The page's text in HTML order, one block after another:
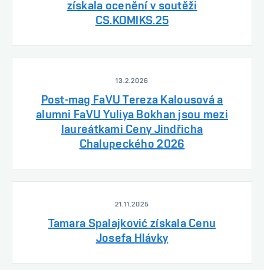
získala ocenění v soutěži
CS.KOMIKS.25
13.2.2026
Post-mag FaVU Tereza Kalousová a
alumni FaVU Yuliya Bokhan jsou mezi
laureátkami Ceny Jindřicha
Chalupeckého 2026
21.11.2025
Tamara Spalajković získala Cenu
Josefa Hlávky